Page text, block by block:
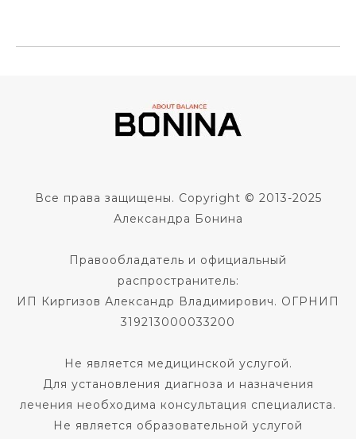
Все права защищены. Copyright © 2013-2025
Александра Бонина
Правообладатель и официальный
распространитель:
ИП Киргизов Александр Владимирович. ОГРНИП
319213000033200
Не является медицинской услугой.
Для установления диагноза и назначения
лечения необходима консультация специалиста.
Не является образовательной услугой